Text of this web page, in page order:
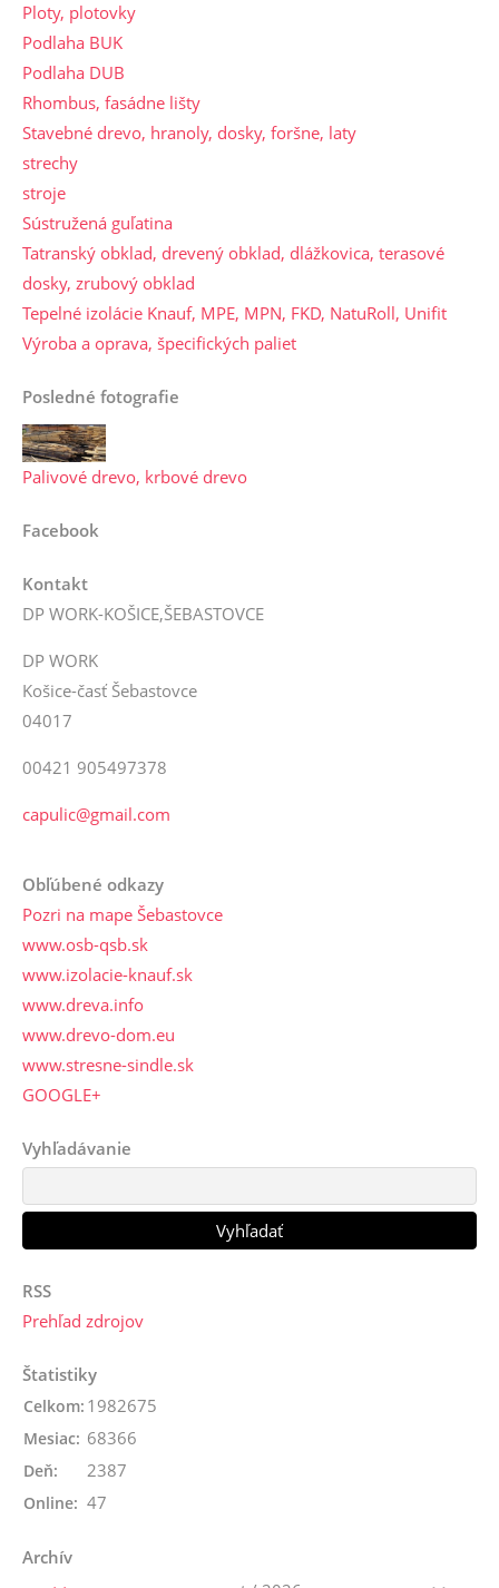
Ploty, plotovky
Podlaha BUK
Podlaha DUB
Rhombus, fasádne lišty
Stavebné drevo, hranoly, dosky, foršne, laty
strechy
stroje
Sústružená guľatina
Tatranský obklad, drevený obklad, dlážkovica, terasové
dosky, zrubový obklad
Tepelné izolácie Knauf, MPE, MPN, FKD, NatuRoll, Unifit
Výroba a oprava, špecifických paliet
Posledné fotografie
Palivové drevo, krbové drevo
Facebook
Kontakt
DP WORK-KOŠICE,ŠEBASTOVCE
DP WORK
Košice-časť Šebastovce
04017
00421 905497378
capulic@gmail.com
Obľúbené odkazy
Pozri na mape Šebastovce
www.osb-qsb.sk
www.izolacie-knauf.sk
www.dreva.info
www.drevo-dom.eu
www.stresne-sindle.sk
GOOGLE+
Vyhľadávanie
RSS
Prehľad zdrojov
Štatistiky
Online: 47
Celkom: 1982675
Mesiac: 68366
Deň: 2387
Archív